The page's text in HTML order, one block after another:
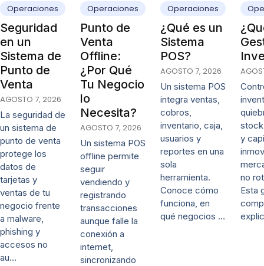
Operaciones
Seguridad
en un
Sistema de
Punto de
Venta
AGOSTO 7, 2026
La seguridad de
un sistema de
punto de venta
protege los
datos de
tarjetas y
ventas de tu
negocio frente
a malware,
phishing y
accesos no
au…
Operaciones
Punto de
Venta
Offline:
¿Por Qué
Tu Negocio
lo
Necesita?
AGOSTO 7, 2026
Un sistema POS
offline permite
seguir
vendiendo y
registrando
transacciones
aunque falle la
conexión a
internet,
sincronizando
Operaciones
¿Qué es un
Sistema
POS?
AGOSTO 7, 2026
Un sistema POS
integra ventas,
cobros,
inventario, caja,
usuarios y
reportes en una
sola
herramienta.
Conoce cómo
funciona, en
qué negocios …
y
no
Esta